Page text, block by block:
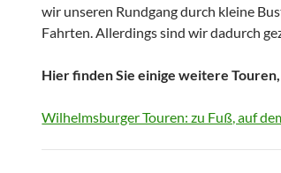
wir unseren Rundgang durch kleine
Fahrten. Allerdings sind wir dadurch
Hier finden Sie einige weitere
Wilhelmsburger Touren: zu Fuß, auf